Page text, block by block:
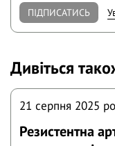
ПІДПИСАТИСЬ
Дивіться
21 серпня 2025
Резистентна